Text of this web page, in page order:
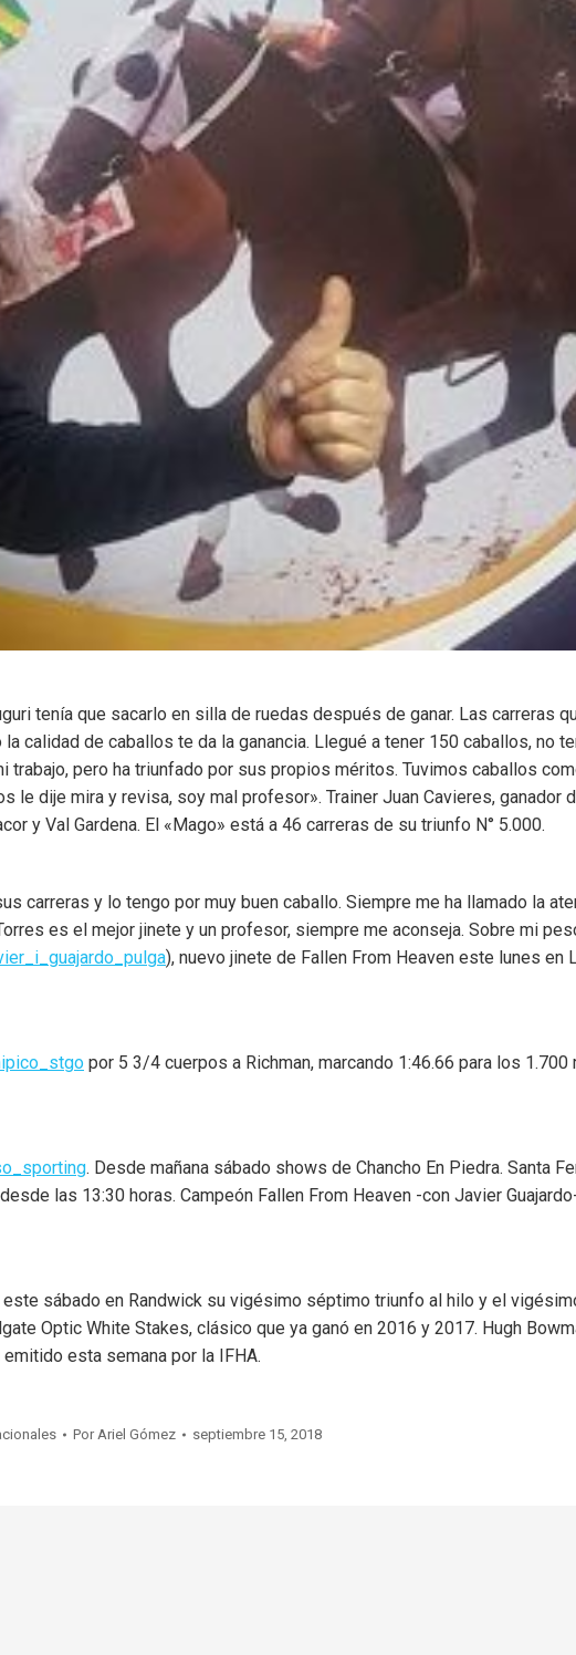
tenía que sacarlo en silla de ruedas después de ganar. Las carreras
calidad de caballos te da la ganancia. Llegué a tener 150 caballos, no
pero ha triunfado por sus propios méritos. Tuvimos caballos
le dije mira y revisa, soy mal profesor». Trainer Juan Cavieres, ganador
y Val Gardena. El «Mago» está a 46 carreras de su triunfo N° 5.000.
carreras y lo tengo por muy buen caballo. Siempre me ha llamado la
es el mejor jinete y un profesor, siempre me aconseja. Sobre mi
), nuevo jinete de Fallen From Heaven este lunes en
por 5 3/4 cuerpos a Richman, marcando 1:46.66 para los
. Desde mañana sábado shows de Chancho En Piedra. Santa
las 13:30 horas. Campeón Fallen From Heaven -con Javier
sábado en Randwick su vigésimo séptimo triunfo al hilo y el
Optic White Stakes, clásico que ya ganó en 2016 y 2017. Hugh
esta semana por la IFHA.
PorAriel Gómez septiembre 15, 2018